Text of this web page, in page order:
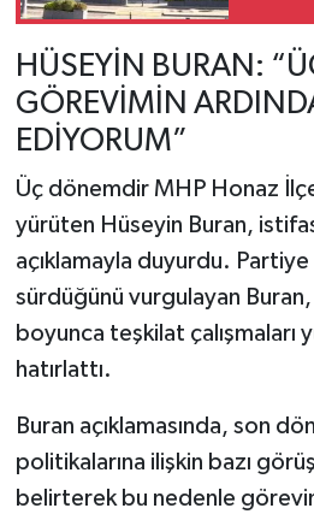
HÜSEYİN BURAN:
GÖREVİMİN
EDİYORUM”
Üç dönemdir MHP Honaz
yürüten Hüseyin Buran,
açıklamayla duyurdu. Partiye
sürdüğünü vurgulayan
boyunca teşkilat çalışmaları
hatırlattı.
Buran açıklamasında, son
politikalarına ilişkin bazı görüş
belirterek bu nedenle